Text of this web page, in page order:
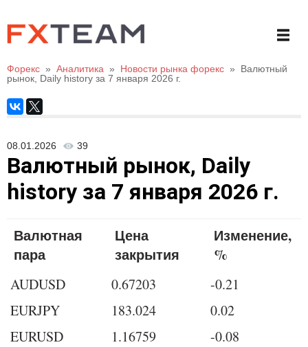
Форекс » Аналитика » Новости рынка форекс »
Валютный
рынок, Daily history за 7 января 2026 г.
08.01.2026 39
Валютный рынок, Daily
history за 7 января 2026 г.
Валютная
пара
Цена
закрытия
Изменение,
%
AUDUSD 0.67203
-0.21
EURJPY
183.024
0.02
EURUSD
1.16759
-0.08